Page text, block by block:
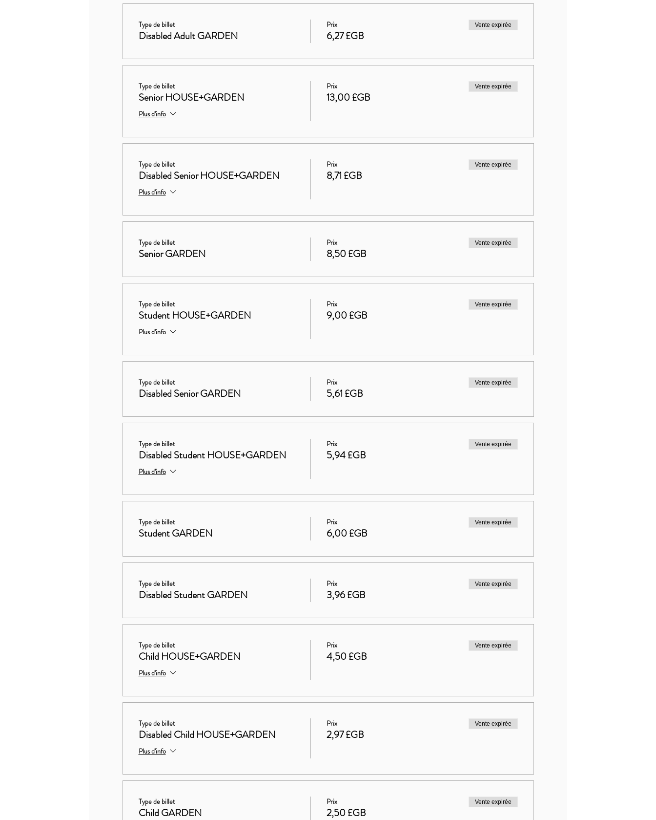
Type de billet
Disabled Adult GARDEN
Prix
6,27 £GB
Vente expirée
Type de billet
Senior HOUSE+GARDEN
Plus d'info
Prix
13,00 £GB
Vente expirée
Type de billet
Disabled Senior HOUSE+GARDEN
Plus d'info
Prix
8,71 £GB
Vente expirée
Type de billet
Senior GARDEN
Prix
8,50 £GB
Vente expirée
Type de billet
Student HOUSE+GARDEN
Plus d'info
Prix
9,00 £GB
Vente expirée
Type de billet
Disabled Senior GARDEN
Prix
5,61 £GB
Vente expirée
Type de billet
Disabled Student HOUSE+GARDEN
Plus d'info
Prix
5,94 £GB
Vente expirée
Type de billet
Student GARDEN
Prix
6,00 £GB
Vente expirée
Type de billet
Disabled Student GARDEN
Prix
3,96 £GB
Vente expirée
Type de billet
Child HOUSE+GARDEN
Plus d'info
Prix
4,50 £GB
Vente expirée
Type de billet
Disabled Child HOUSE+GARDEN
Plus d'info
Prix
2,97 £GB
Vente expirée
Type de billet
Child GARDEN
Prix
2,50 £GB
Vente expirée